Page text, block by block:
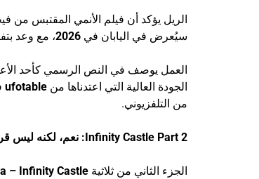
الريل يؤكد أن فيلم الأنمي المقتبس من
سيُعرض في اليابان في 2026، مع وعد
العمل يوصف في النص الرسمي كأحد
الجودة العالية التي اعتدناها من ufotable
من التلفزيوني.
Infinity Castle Part 2: نعم، لكنه ليس قريبًا
الجزء الثاني من ثلاثية – Infinity Castle